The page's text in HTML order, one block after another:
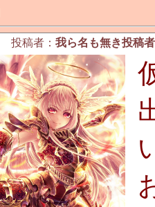
投稿者： 我ら名も無き投稿者